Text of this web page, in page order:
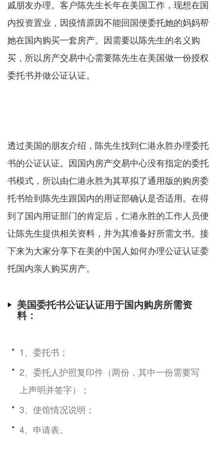
戚朋友办理。客户陈先生长年在美国工作，现想在国
内投资置业，因疫情原因不能回国便委托她的妈妈帮
她在国内购买一套房产。因需要以陈先生的名义购
买，所以房产交易中心需要陈先生在美国做一份授权
委托书并做公证认证。
透过美国的朋友介绍，陈先生找到仁港永胜办理委托
书的公证认证。因国内房产交易中心没有指定的委托
书模式，所以由仁港永胜为其草拟了通用版的购房委
托书给到陈先生跟国内的用证部确认是否适用。在得
到了国内用证部门的肯定后，仁港永胜的工作人员便
让陈先生提供相关资料，并为其准备好所需文书。接
下来为大家分享下在美的中国人如何办理公证认证委
托国内亲人购买房产。
美国委托书公证认证用于国内购房所需资
料：
1、委托书；
2、委托人护照复印件（两份，其中一份需要写
上声明并签字）；
3、使馆情况说明；
4、申请表。